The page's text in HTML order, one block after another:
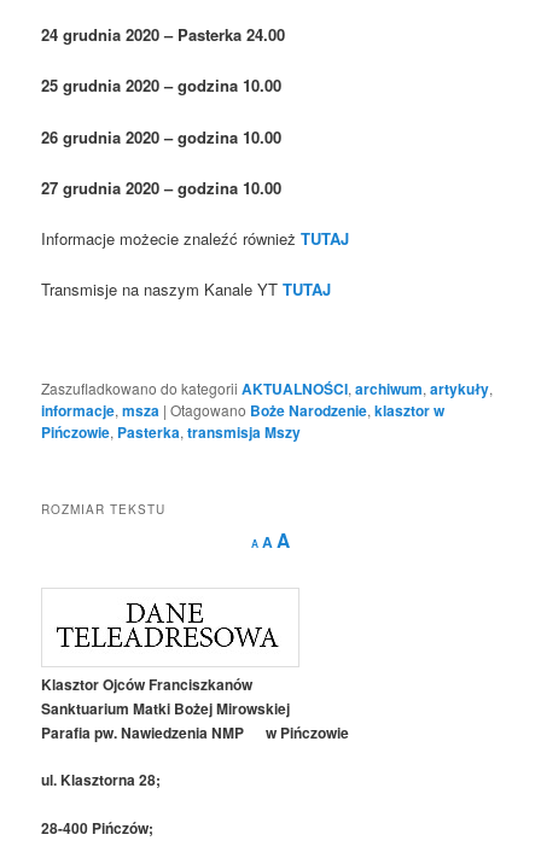
24 grudnia 2020 – Pasterka 24.00
25 grudnia 2020 – godzina 10.00
26 grudnia 2020 – godzina 10.00
27 grudnia 2020 – godzina 10.00
Informacje możecie znaleźć równieżTUTAJ
Transmisje na naszym Kanale YTTUTAJ
Zaszufladkowano do kategorii AKTUALNOŚCI,archiwum,artykuły,
informacje,msza |Otagowano Boże Narodzenie,klasztor w
Pińczowie, Pasterka,transmisja Mszy
ROZMIAR TEKSTU
A
Decrease
font
A Reset
AIncrease
Klasztor Ojców Franciszkanów
Sanktuarium Matki Bożej Mirowskiej
Parafia pw. Nawiedzenia NMP w Pińczowie
ul. Klasztorna 28;
28-400 Pińczów;